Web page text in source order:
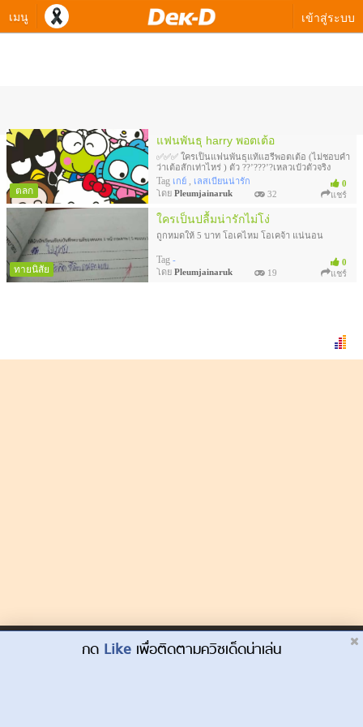
เมนู เข้าสู่ระบบ
Dek-D.com ใช้คุกกี้เพื่อพัฒนาประสบการณ์ของ
ตลก
แฟนพันธุ harry พอตเต้อ
0
✅✅✅ ใครเป็นแฟนพันธุแท้แฮรี่พอตเต้อ (ไม่ชอบคำ
ว่าเต้อสักเท่าไหร่ ) ตัว ??’???’?เหลวเป๋วตัวจริง
งงง………!???!?!!??!!!????
Tag เกย์ , เลสเบียนน่ารัก
โดย Pleumjainaruk 32 แชร์
ทายนิสัย
ใครเป็นปลื้มน่ารักไม่โง่
0
ถูกหมดให้ 5 บาท โอเคไหม โอเคจ้า แน่นอน
Tag -
โดย Pleumjainaruk 19 แชร์
กด Like เพื่อติดตามควิซเด็ดน่าเล่น